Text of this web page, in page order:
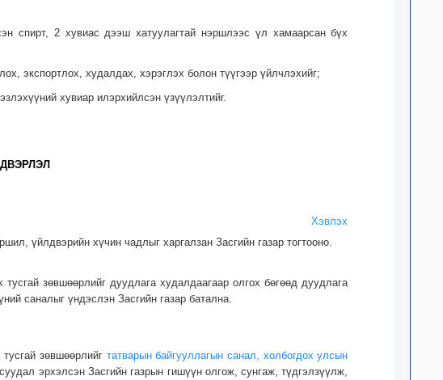
спирт, 2 хувиас дээш хатуулагтай нэршлээс үл хамаарсан бүх
экспортлох, худалдах, хэрэглэх болон түүгээр үйлчлэхийг;
хувиар илэрхийлсэн үзүүлэлтийг.
Хэвлэх
үйлдвэрийн хүчин чадлыг харгалзан Засгийн газар тогтооно.
зөвшөөрлийг дуудлага худалдаагаар олгох бөгөөд дуудлага
саналыг үндэслэн Засгийн газар батална.
зөвшөөрлийг татварын байгууллагын санал, холбогдох улсын
эрхэлсэн Засгийн газрын гишүүн олгож, сунгаж, түдгэлзүүлж,